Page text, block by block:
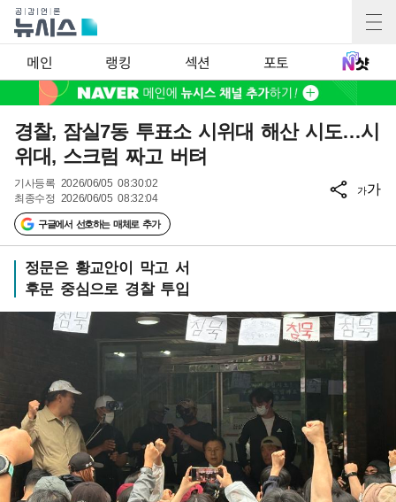
메인 랭킹 섹션 포토
경찰, 잠실7동 투표소 시위대 해산 시도…시
위대, 스크럼 짜고 버텨
기사등록 2026/06/05 08:30:02
최종수정 2026/06/05 08:32:04
구글에서 선호하는 매체로 추가
가가
정문은 황교안이 막고 서
후문 중심으로 경찰 투입